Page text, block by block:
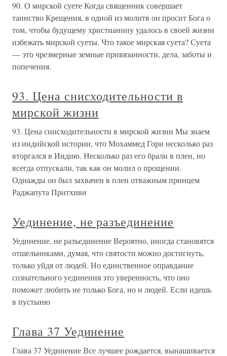
90. О мирской суете Когда священник совершает
таинство Крещения, в одной из молитв он просит Бога о
том, чтобы будущему христианину удалось в своей жизни
избежать мирской суеты. Что такое мирская суета? Суета
— это чрезмерные земные привязанности, дела, заботы и
попечения.
93. Цена снисходительности в
мирской жизни
93. Цена снисходительности в мирской жизни Мы знаем
из индийской истории, что Мохаммед Гори несколько раз
вторгался в Индию. Несколько раз его брали в плен, но
всегда отпускали, так как он молил о прощении.
Однажды он был захвачен в плен отважным принцем
Раджапута Притхиви
Уединение, не разъединение
Уединение, не разъединение Вероятно, иногда становятся
отшельниками, думая, что святости можно достигнуть,
только уйдя от людей. Но единственное оправдание
сознательного уединения это уверенность, что оно
поможет любить не только Бога, но и людей. Если идешь
в пустыню
Глава 37 Уединение
Глава 37 Уединение Все лучшее рождается, вынашивается